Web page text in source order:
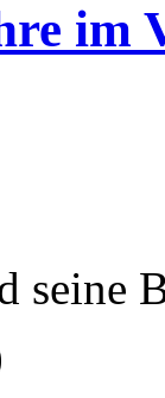
im
seine